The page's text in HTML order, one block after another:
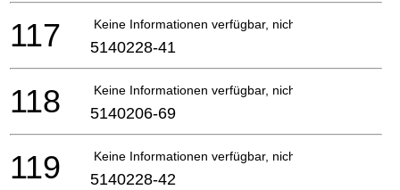
Keine Informationen verfügbar, nicht bestellbar
117 5140228-41
Keine Informationen verfügbar, nicht bestellbar
118 5140206-69
Keine Informationen verfügbar, nicht bestellbar
119 5140228-42